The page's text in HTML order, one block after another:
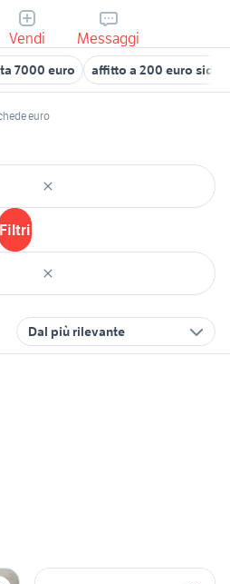
Vendi Messaggi
7000 euro affitto a 200 euro
euro
Filtri
Dal più rilevante